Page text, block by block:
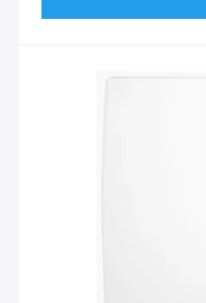
ohřev vody spojený s